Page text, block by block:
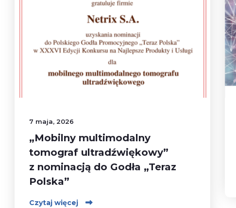
7 maja, 2026
„Mobilny multimodalny
tomograf ultradźwiękowy”
z nominacją do Godła „Teraz
Polska”
Czytaj więcej